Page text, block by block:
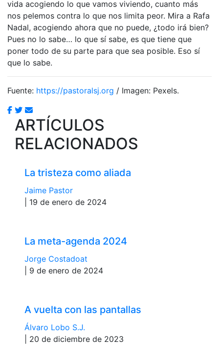
vida acogiendo lo que vamos viviendo, cuanto más
nos pelemos contra lo que nos limita peor. Mira a Rafa
Nadal, acogiendo ahora que no puede, ¿todo irá bien?
Pues no lo sabe… lo que sí sabe, es que tiene que
poner todo de su parte para que sea posible. Eso sí
que lo sabe.
Fuente: https://pastoralsj.org / Imagen: Pexels.
ARTÍCULOS
RELACIONADOS
La tristeza como aliada
Jaime Pastor
| 19 de enero de 2024
La meta-agenda 2024
Jorge Costadoat
| 9 de enero de 2024
A vuelta con las pantallas
Álvaro Lobo S.J.
| 20 de diciembre de 2023